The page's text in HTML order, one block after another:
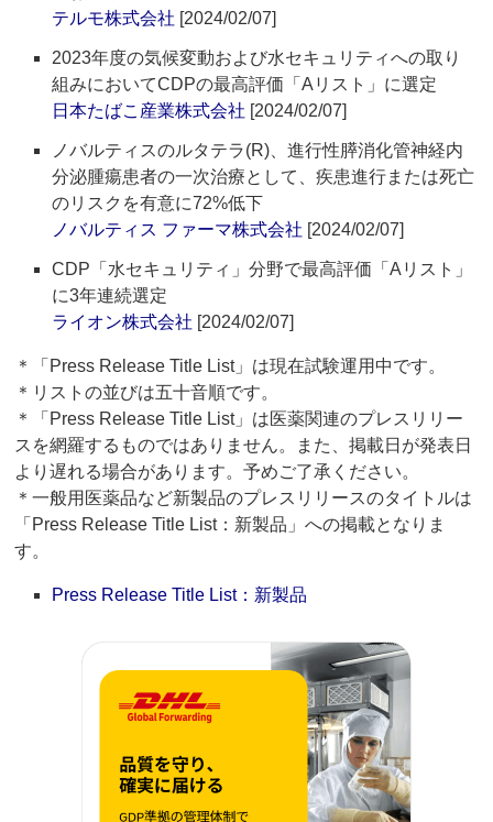
テルモ株式会社 [2024/02/07]
2023年度の気候変動および水セキュリティへの取り
組みにおいてCDPの最高評価「Aリスト」に選定
日本たばこ産業株式会社 [2024/02/07]
ノバルティスのルタテラ(R)、進行性膵消化管神経内
分泌腫瘍患者の一次治療として、疾患進行または死亡
のリスクを有意に72%低下
ノバルティス ファーマ株式会社 [2024/02/07]
CDP「水セキュリティ」分野で最高評価「Aリスト」
に3年連続選定
ライオン株式会社 [2024/02/07]
＊「Press Release Title List」は現在試験運用中です。
＊リストの並びは五十音順です。
＊「Press Release Title List」は医薬関連のプレスリリー
スを網羅するものではありません。また、掲載日が発表日
より遅れる場合があります。予めご了承ください。
＊一般用医薬品など新製品のプレスリリースのタイトルは
「Press Release Title List：新製品」への掲載となりま
す。
Press Release Title List：新製品